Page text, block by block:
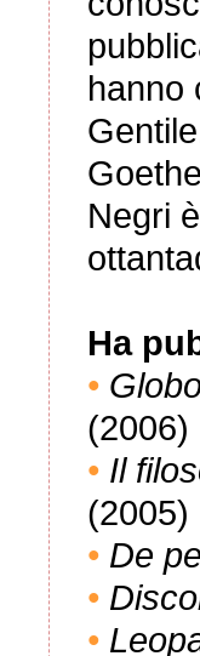
hanno
Negri
Ha
•
(2006)
• Il
(2005)
• De
•
•